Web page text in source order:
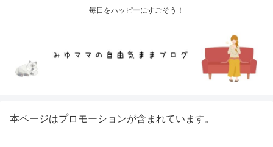
毎日をハッピーにすごそう！
本ページはプロモーションが含まれています。